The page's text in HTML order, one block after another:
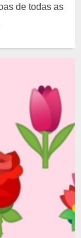
de todas as